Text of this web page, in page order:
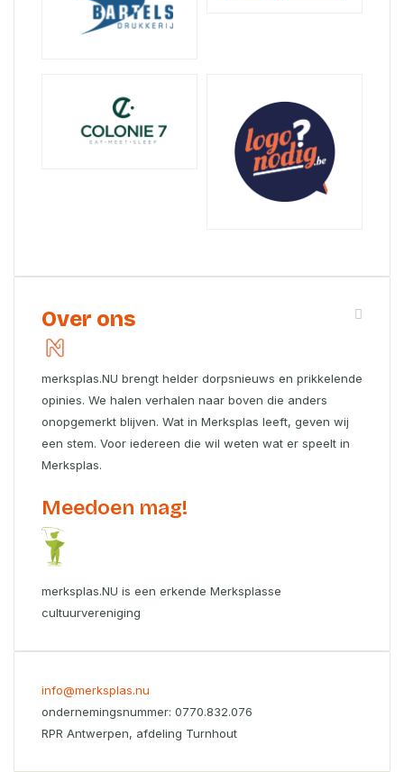
Over ons
merksplas.NU brengt helder dorpsnieuws en prikkelende
opinies. We halen verhalen naar boven die anders
onopgemerkt blijven. Wat in Merksplas leeft, geven wij
een stem. Voor iedereen die wil weten wat er speelt in
Merksplas.
Meedoen mag!
merksplas.NU is een erkende Merksplasse
cultuurvereniging
info@merksplas.nu
ondernemingsnummer: 0770.832.076
RPR Antwerpen, afdeling Turnhout